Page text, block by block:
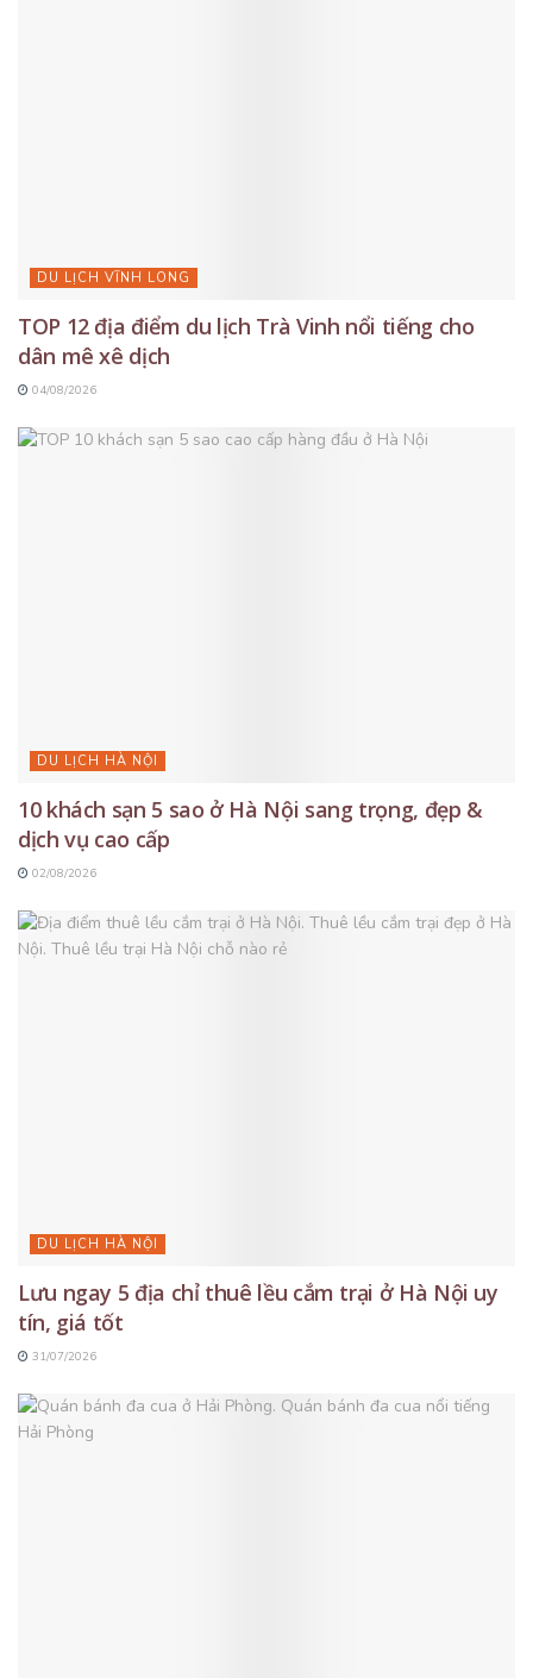
DU LỊCH VĨNH LONG
TOP 12 địa điểm du lịch Trà Vinh nổi tiếng cho
dân mê xê dịch
04/08/2026
DU LỊCH HÀ NỘI
10 khách sạn 5 sao ở Hà Nội sang trọng, đẹp &
dịch vụ cao cấp
02/08/2026
DU LỊCH HÀ NỘI
Lưu ngay 5 địa chỉ thuê lều cắm trại ở Hà Nội uy
tín, giá tốt
31/07/2026